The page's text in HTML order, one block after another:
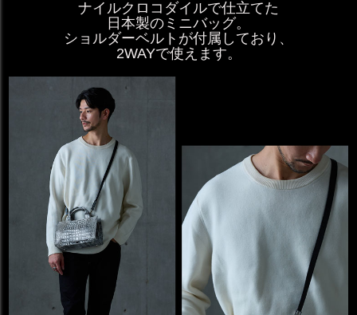
ナイルクロコダイルで仕立てた
日本製のミニバッグ。
ショルダーベルトが付属しており、
2WAYで使えます。